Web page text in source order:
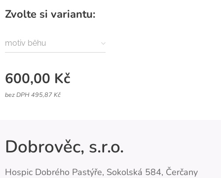
Zvolte si variantu:
motiv běhu
600,00 Kč
bez DPH 495,87 Kč
Dobrověc, s.r.o.
Hospic Dobrého Pastýře, Sokolská 584, Čerčany